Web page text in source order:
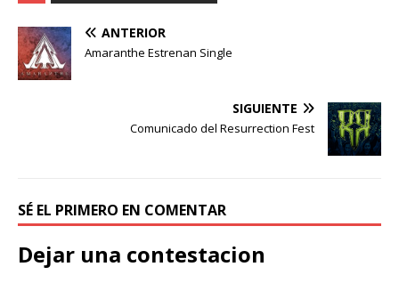
ANTERIOR
Amaranthe Estrenan Single
SIGUIENTE
Comunicado del Resurrection Fest
SÉ EL PRIMERO EN COMENTAR
Dejar una contestacion